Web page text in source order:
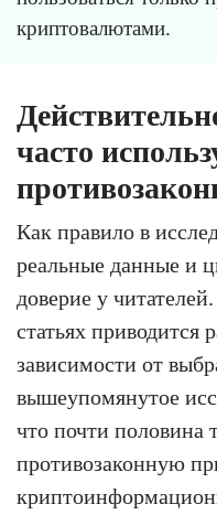
криптовалютами.
часто
Как правило в
реальные данные и
доверие у
статьях приводится
зависимости от
вышеупомянутое
что почти половина
противозаконную